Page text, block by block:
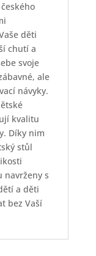
děti
chutí a
svoje
ale
návyky.
kvalitu
Díky nim
stůl
navrženy s
a děti
bez Vaší